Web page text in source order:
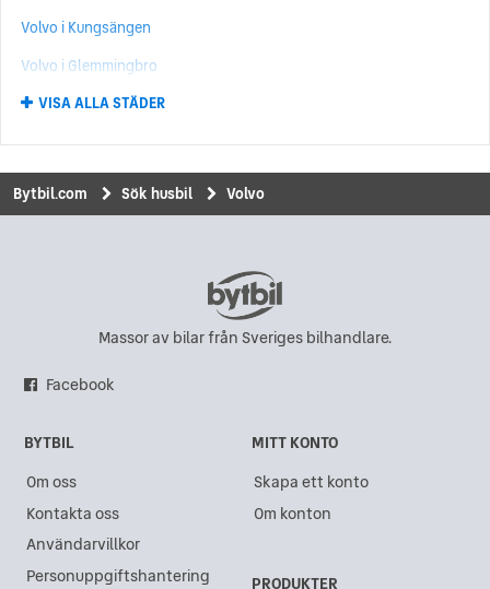
Volvo i Kungsängen
Volvo i Glemmingbro
Volvo i Karlskrona
Volvo i Karlstad
Volvo i Upplands Väsby
Volvo i Kalmar
Volvo i Boden
Volvo i Sollentuna
Volvo i Borås
VISA ALLA STÄDER
Bytbil.com Sök husbil Volvo
Massor av bilar från Sveriges bilhandlare.
Facebook
BYTBIL
Om oss
Kontakta oss
Användarvillkor
Personuppgiftshantering
MITT KONTO
Skapa ett konto
Om konton
PRODUKTER